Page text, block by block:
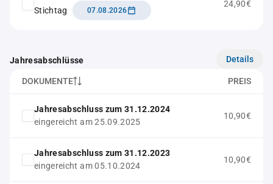
Stichtag
07.08.2026
24,90€
Jahresabschlüsse Details
DOKUMENTE PREIS
Jahresabschluss zum 31.12.2024
eingereicht am 25.09.2025
10,90€
Jahresabschluss zum 31.12.2023
eingereicht am 05.10.2024
10,90€